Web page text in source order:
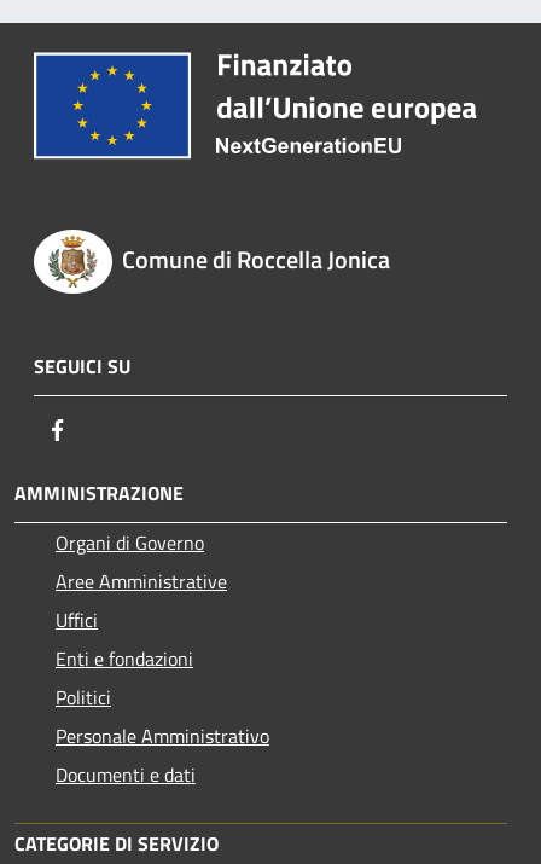
Comune di Roccella Jonica
SEGUICI SU
AMMINISTRAZIONE
Organi di Governo
Aree Amministrative
Uffici
Enti e fondazioni
Politici
Personale Amministrativo
Documenti e dati
CATEGORIE DI SERVIZIO